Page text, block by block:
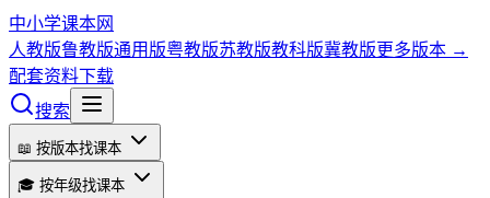
中小学课本网
人教版鲁教版通用版粤教版苏教版教科版冀教版更多版本 →
配套资料下载
搜索
📖 按版本找课本
🎓 按年级找课本